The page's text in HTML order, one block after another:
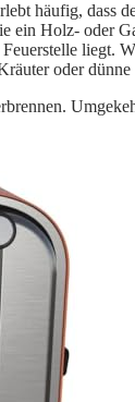
häufig,
Holz- oder
liegt.
oder